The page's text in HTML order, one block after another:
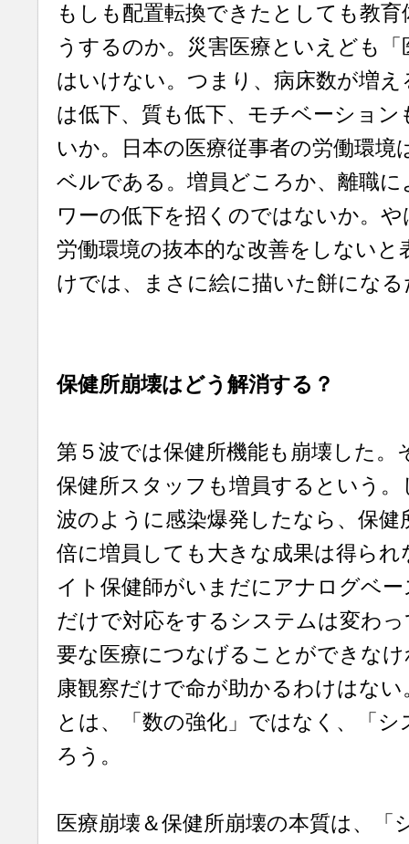
もしも配置転換できたとしても教
うするのか。災害医療といえども
はいけない。つまり、病床数が増
は低下、質も低下、モチベーショ
いか。日本の医療従事者の労働環境
ベルである。増員どころか、離職
ワーの低下を招くのではないか。
労働環境の抜本的な改善をしないと
けでは、まさに絵に描いた餅にな
保健所崩壊はどう解消する？
第５波では保健所機能も崩壊した。
保健所スタッフも増員するという
波のように感染爆発したなら、保
倍に増員しても大きな成果は得ら
イト保健師がいまだにアナログベ
だけで対応をするシステムは変わ
要な医療につなげることができな
康観察だけで命が助かるわけはな
とは、「数の強化」ではなく、「
ろう。
医療崩壊＆保健所崩壊の本質は、「